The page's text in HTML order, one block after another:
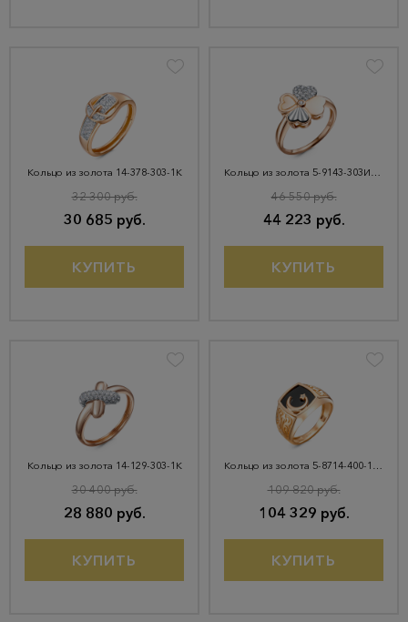
Кольцо из золота 14-378-303-1К
30 685 руб.
32 300 руб.
КУПИТЬ
Кольцо из золота 5-9143-303И4-1КБ
44 223 руб.
46 550 руб.
КУПИТЬ
Кольцо из золота 14-129-303-1К
28 880 руб.
30 400 руб.
КУПИТЬ
Кольцо из золота 5-8714-400-1К-ОнкЧ
104 329 руб.
109 820 руб.
КУПИТЬ